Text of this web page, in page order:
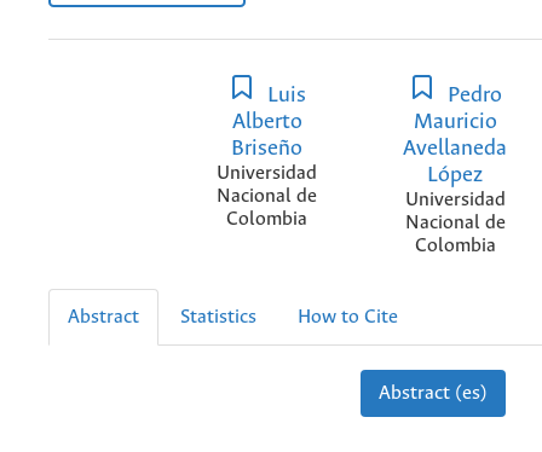
Luis
Alberto
Briseño
Universidad
Nacional de
Colombia
Pedro
Mauricio
Avellaneda
López
Universidad
Nacional de
Colombia
Abstract Statistics How to Cite
Abstract (es)